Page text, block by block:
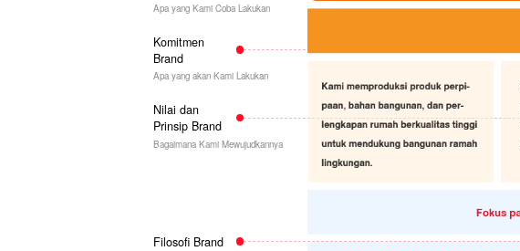
Apa yang Kami Coba Lakukan
Komitmen
Brand
Apa yang akan Kami Lakukan
Nilai dan
Prinsip Brand
Bagaimana Kami Mewujudkannya
Filosofi Brand